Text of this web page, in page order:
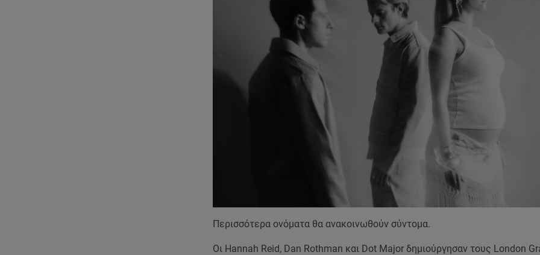
Περισσότερα ονόματα θα ανακοινωθούν σύντομα.
Οι Hannah Reid, Dan Rothman και Dot Major δημιούργησαν τους London